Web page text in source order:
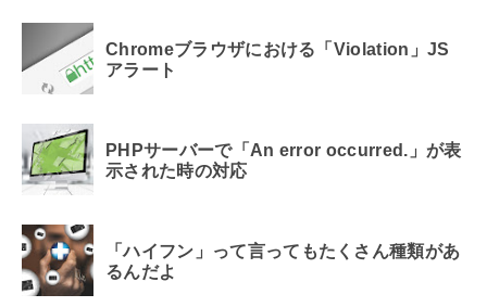
Chromeブラウザにおける「Violation」JS
アラート
PHPサーバーで「An error occurred.」が表
示された時の対応
「ハイフン」って言ってもたくさん種類があ
るんだよ